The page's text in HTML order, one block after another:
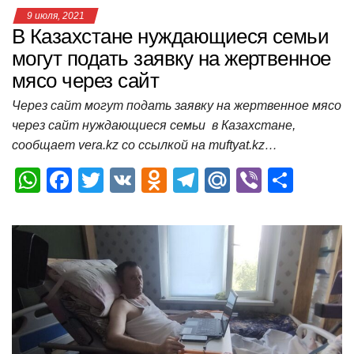
9 июля, 2021
В Казахстане нуждающиеся семьи
могут подать заявку на жертвенное
мясо через сайт
Через сайт могут подать заявку на жертвенное мясо
через сайт нуждающиеся семьи в Казахстане,
сообщает vera.kz со ссылкой на muftyat.kz…
W
at
s
A
p
p
F
c
e
b
o
o
T
tt
er
V
O
n
o
kl
a
ss
T
e
m
M
.R
u
Vi
er п
р
а
в
и